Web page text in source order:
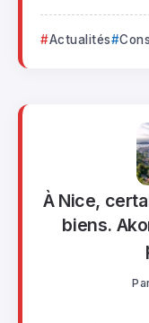
Actualités
À Nice,
biens.